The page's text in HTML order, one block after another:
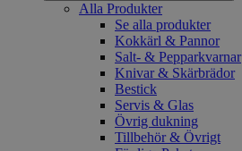
Alla Produkter
Se alla produkter
Kokkärl & Pannor
Salt- & Pepparkvarnar
Knivar & Skärbrädor
Bestick
Servis & Glas
Övrig dukning
Tillbehör & Övrigt